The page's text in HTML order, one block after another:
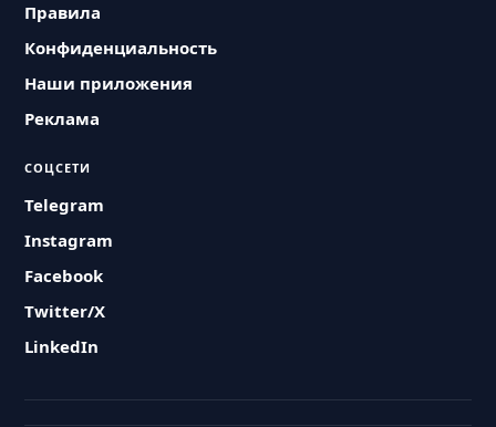
Правила
Конфиденциальность
Наши приложения
Реклама
СОЦСЕТИ
Telegram
Instagram
Facebook
Twitter/X
LinkedIn